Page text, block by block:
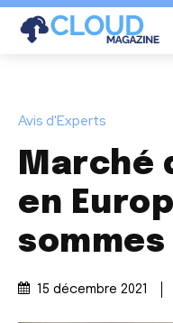
Avis d'Experts
Marché
en
sommes
15 décembre 2021